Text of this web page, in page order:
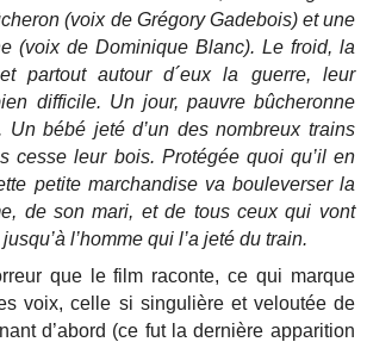
(voix de Grégory Gadebois) et une
(voix de Dominique Blanc). Le froid, la
partout autour d´eux la guerre, leur
difficile. Un jour, pauvre bûcheronne
Un bébé jeté d’un des nombreux trains
cesse leur bois. Protégée quoi qu’il en
petite marchandise va bouleverser la
de son mari, et de tous ceux qui vont
l’homme qui l’a jeté du train.
que le film raconte, ce qui marque
voix, celle si singulière et veloutée de
d’abord (ce fut la dernière apparition